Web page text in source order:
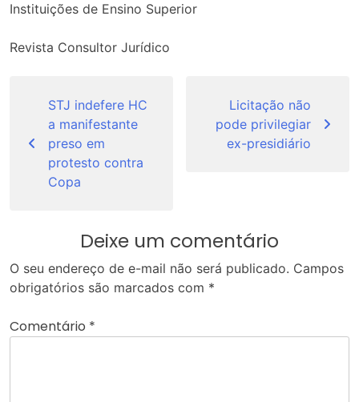
Instituições de Ensino Superior
Revista Consultor Jurídico
Post
STJ indefere HC
a manifestante
preso em
protesto contra
Copa
Licitação não
pode privilegiar
ex-presidiário
Deixe um comentário
O seu endereço de e-mail não será publicado. Campos
obrigatórios são marcados com *
Comentário *